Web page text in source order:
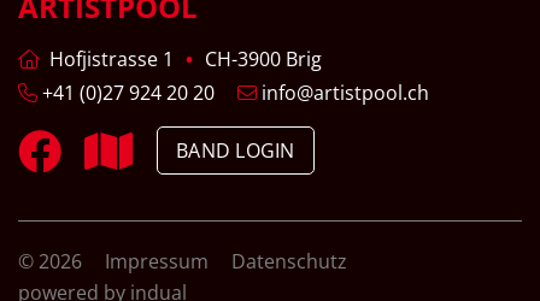
Hofjistrasse 1
CH-3900 Brig
+41 (0)27 924 20 20
info@artistpool.ch
BAND LOGIN
© 2026 Impressum
Datenschutz
powered by indual